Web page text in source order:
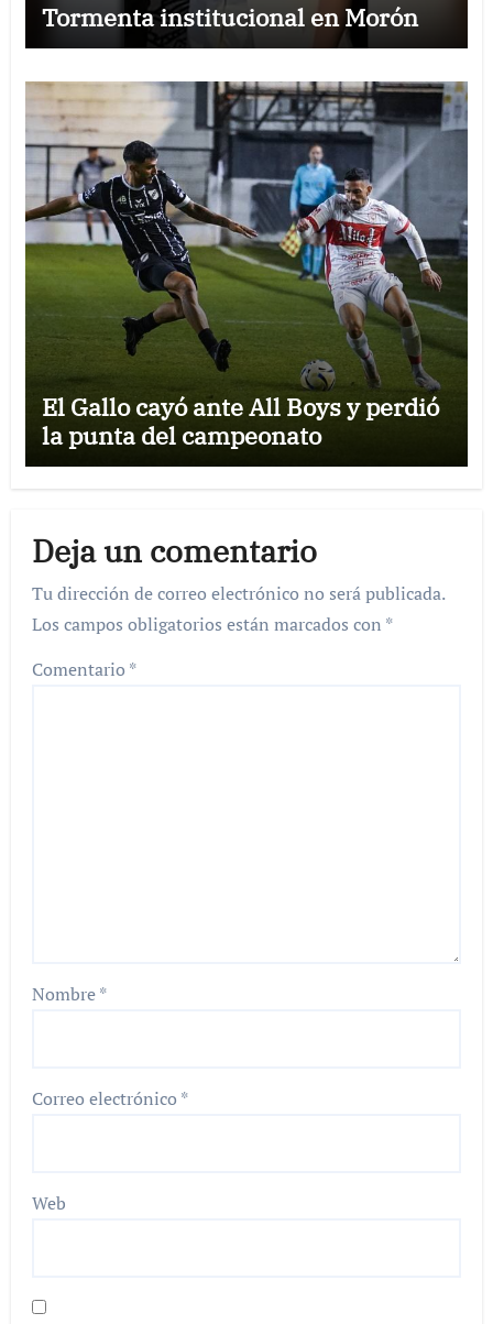
Tormenta institucional en Morón
El Gallo cayó ante All Boys y perdió
la punta del campeonato
Deja un comentario
Tu dirección de correo electrónico no será publicada.
Los campos obligatorios están marcados con *
Comentario *
Nombre*
Correo electrónico *
Web